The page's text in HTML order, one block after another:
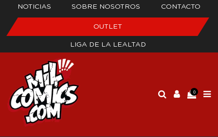
NOTICIAS SOBRE NOSOTROS CONTACTO
OUTLET
LIGA DE LA LEALTAD
0